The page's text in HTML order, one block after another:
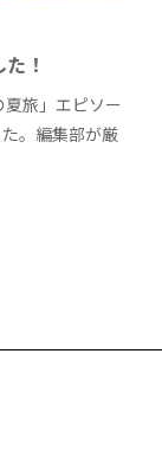
！
旅」エピソー
。編集部が厳